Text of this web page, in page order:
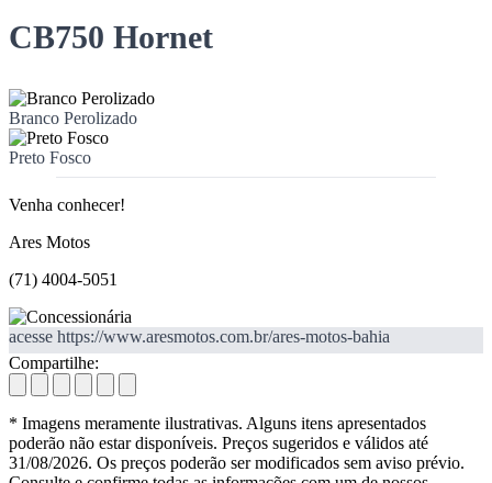
CB750 Hornet
Branco Perolizado
Preto Fosco
Venha conhecer!
Ares Motos
(71) 4004-5051
acesse https://www.aresmotos.com.br/ares-motos-bahia
Compartilhe:
* Imagens meramente ilustrativas. Alguns itens apresentados
poderão não estar disponíveis. Preços sugeridos e válidos até
31/08/2026. Os preços poderão ser modificados sem aviso prévio.